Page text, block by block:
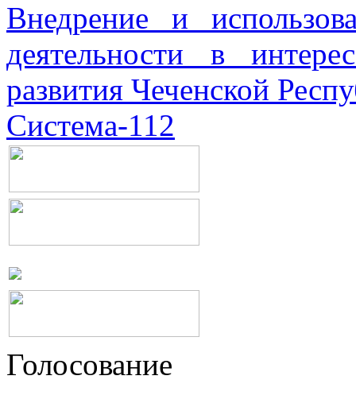
Внедрение и
деятельности в
развития Чеченской
Система-112
Голосование